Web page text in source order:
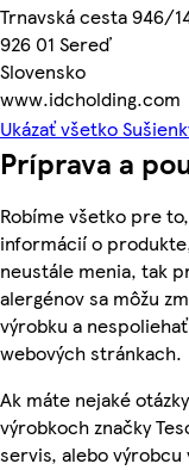
Trnavská cesta 946/
926 01 Sereď
Slovensko
www.idcholding.com
Ukázať všetko
Príprava a
Robíme všetko pre
informácií o
neustále menia, tak
alergénov sa môžu
výrobku a
webových stránkach.
Ak máte nejaké
výrobkoch značky
servis, alebo výrobcu